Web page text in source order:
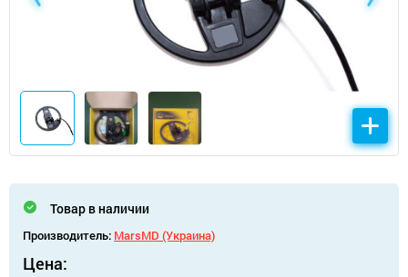
Товар в наличии
Производитель: MarsMD (Украина)
Цена: